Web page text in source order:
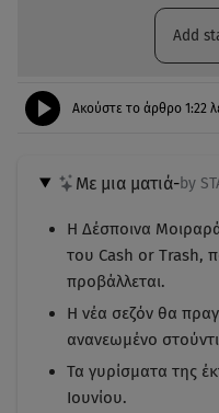
Add
Ακούστε το άρθρο 1:22
Με μια ματιά-by
Η Δέσποινα
του Cash or Trash,
προβάλλεται.
Η νέα σεζόν θα
ανανεωμένο
Τα γυρίσματα της
Ιουνίου.